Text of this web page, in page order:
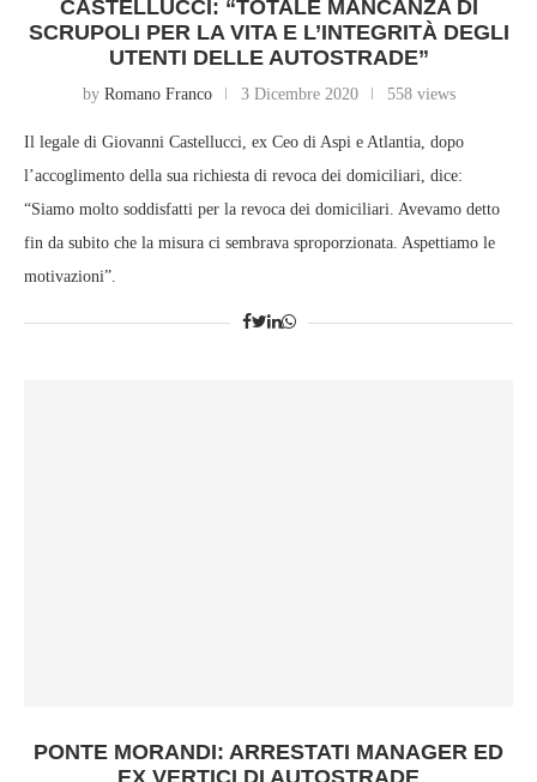
CASTELLUCCI: “TOTALE MANCANZA DI
SCRUPOLI PER LA VITA E L’INTEGRITÀ DEGLI
UTENTI DELLE AUTOSTRADE”
by Romano Franco 3 Dicembre 2020 558 views
Il legale di Giovanni Castellucci, ex Ceo di Aspi e Atlantia, dopo
l’accoglimento della sua richiesta di revoca dei domiciliari, dice:
“Siamo molto soddisfatti per la revoca dei domiciliari. Avevamo detto
fin da subito che la misura ci sembrava sproporzionata. Aspettiamo le
motivazioni”.
PONTE MORANDI: ARRESTATI MANAGER ED